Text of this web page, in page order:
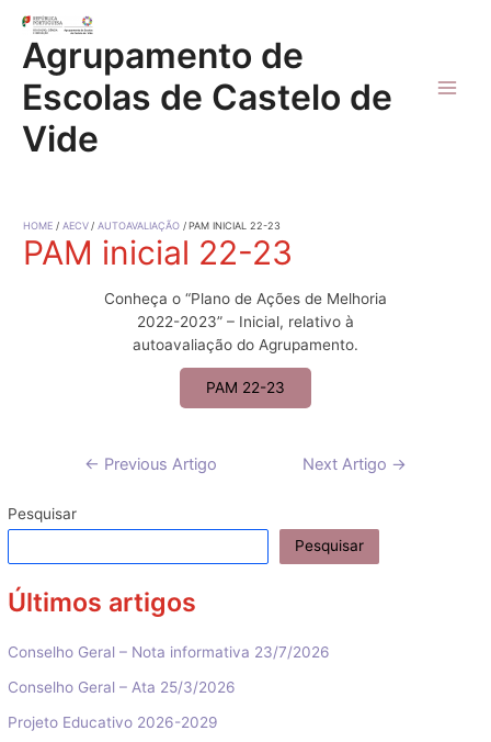
content
Agrupamento de
Escolas de Castelo de
Vide
HOME AECV AUTOAVALIAÇÃO PAM INICIAL 22-23
PAM inicial 22-23
Conheça o “Plano de Ações de Melhoria
2022-2023” – Inicial, relativo à
autoavaliação do Agrupamento.
PAM 22-23
Navegação
artigos
← Previous Artigo Next Artigo →
Pesquisar
Pesquisar
Últimos artigos
Conselho Geral – Nota informativa 23/7/2026
Conselho Geral – Ata 25/3/2026
Projeto Educativo 2026-2029